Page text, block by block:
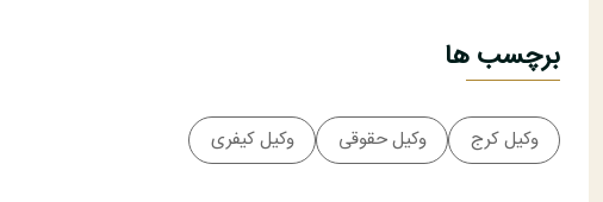
برچسب ها
وکیل کرج وکیل حقوقی وکیل کیفری